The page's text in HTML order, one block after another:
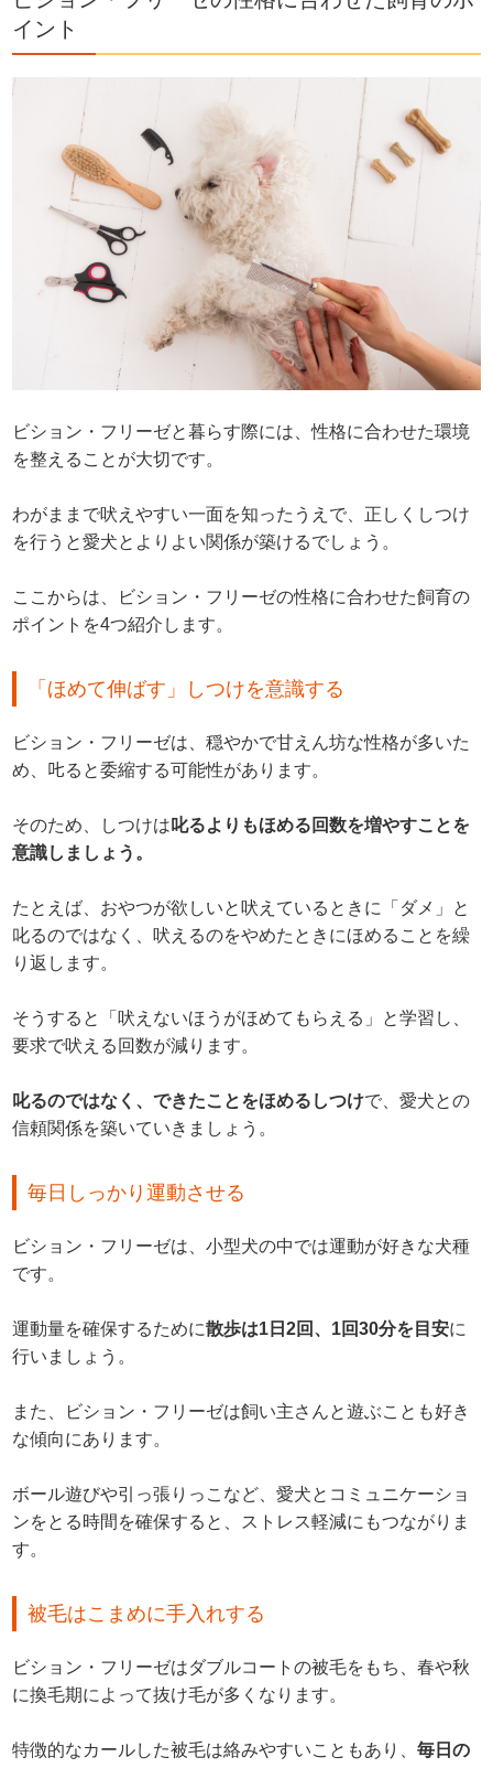
イント
ビション・フリーゼと暮らす際には、性格に合わせた環境
を整えることが大切です。
わがままで吠えやすい一面を知ったうえで、正しくしつけ
を行うと愛犬とよりよい関係が築けるでしょう。
ここからは、ビション・フリーゼの性格に合わせた飼育の
ポイントを4つ紹介します。
「ほめて伸ばす」しつけを意識する
ビション・フリーゼは、穏やかで甘えん坊な性格が多いた
め、𠮟ると委縮する可能性があります。
そのため、しつけは 叱るよりもほめる回数を増やすことを
意識しましょう。
たとえば、おやつが欲しいと吠えているときに「ダメ」と
叱るのではなく、吠えるのをやめたときにほめることを繰
り返します。
そうすると「吠えないほうがほめてもらえる」と学習し、
要求で吠える回数が減ります。
叱るのではなく、できたことをほめるしつけで、愛犬との
信頼関係を築いていきましょう。
毎日しっかり運動させる
ビション・フリーゼは、小型犬の中では運動が好きな犬種
です。
運動量を確保するために散歩は1日2回、1回30分を目安に
行いましょう。
また、ビション・フリーゼは飼い主さんと遊ぶことも好き
な傾向にあります。
ボール遊びや引っ張りっこなど、愛犬とコミュニケーショ
ンをとる時間を確保すると、ストレス軽減にもつながりま
す。
被毛はこまめに手入れする
ビション・フリーゼはダブルコートの被毛をもち、春や秋
に換毛期によって抜け毛が多くなります。
特徴的なカールした被毛は絡みやすいこともあり、毎日の